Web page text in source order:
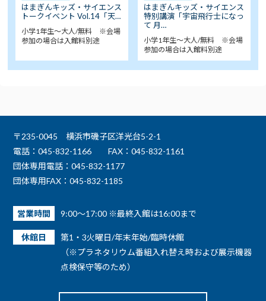
はまぎんキッズ・サイエンス
トークイベント Vol.14「天…
小学1年生～大人/無料 ※会場
参加の場合は入館料別途
はまぎんキッズ・サイエンス
特別講演「宇宙飛行士になっ
て 月…
小学1年生～大人/無料 ※会場
参加の場合は入館料別途
〒235-0045 横浜市磯子区洋光台5-2-1
電話：045-832-1166
FAX：045-832-1161
団体専用電話：045-832-1177
団体専用FAX：045-832-1185
営業時間 9:00～17:00 ※最終入館は16:00まで
休館日
第1・3火曜日/年末年始/臨時休館
（※プラネタリウム番組入れ替え時および展示機器
点検保守等のため）